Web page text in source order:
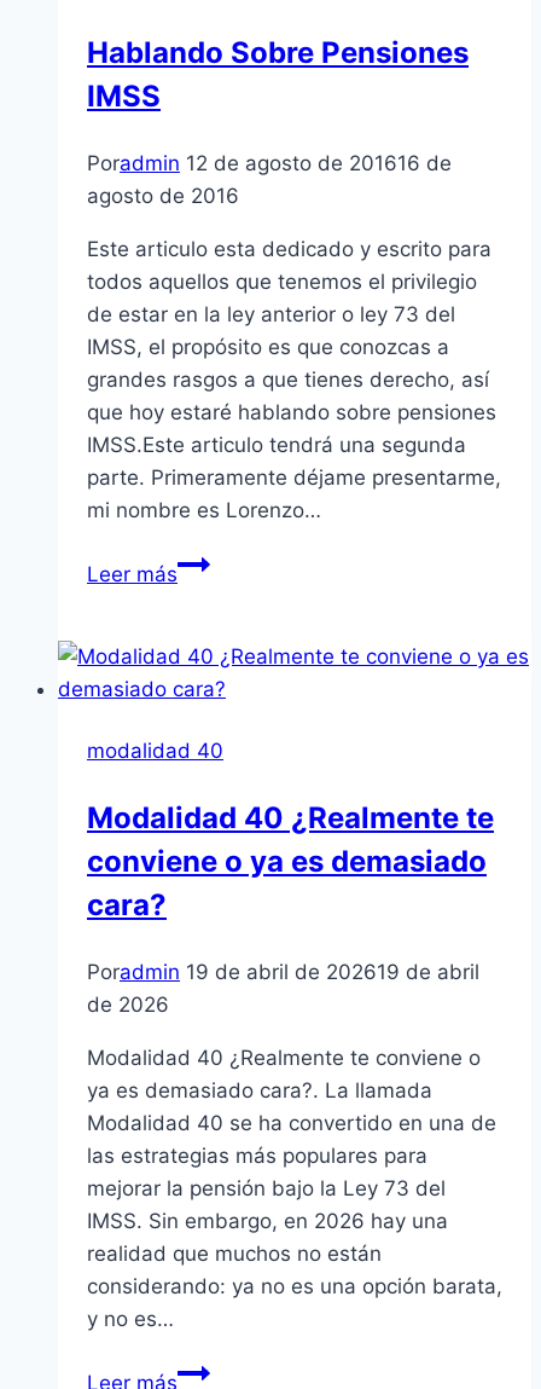
Hablando Sobre Pensiones
IMSS
Poradmin 12 de agosto de 201616 de
agosto de 2016
Este articulo esta dedicado y escrito para
todos aquellos que tenemos el privilegio
de estar en la ley anterior o ley 73 del
IMSS, el propósito es que conozcas a
grandes rasgos a que tienes derecho, así
que hoy estaré hablando sobre pensiones
IMSS.Este articulo tendrá una segunda
parte. Primeramente déjame presentarme,
mi nombre es Lorenzo…
Leer másHablando
IMSS
modalidad 40
Modalidad 40 ¿Realmente te
conviene o ya es demasiado
cara?
Poradmin 19 de abril de 202619 de abril
de 2026
Modalidad 40 ¿Realmente te conviene o
ya es demasiado cara?. La llamada
Modalidad 40 se ha convertido en una de
las estrategias más populares para
mejorar la pensión bajo la Ley 73 del
IMSS. Sin embargo, en 2026 hay una
realidad que muchos no están
considerando: ya no es una opción barata,
y no es…
Leer másModalidad